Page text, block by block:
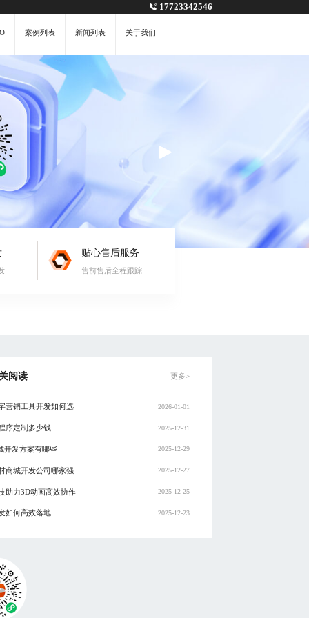
17723342546
案例列表 新闻列表 关于我们
贴心售后服务
售前售后全程跟踪
阅读 更多>
营销工具开发如何选 2026-01-01
序定制多少钱 2025-12-31
开发方案有哪些 2025-12-29
商城开发公司哪家强 2025-12-27
助力3D动画高效协作 2025-12-25
如何高效落地 2025-12-23